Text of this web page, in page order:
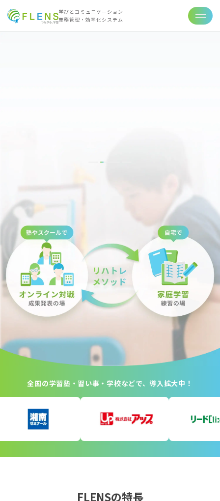
学びとコミュニケーション
業務管理・効率化システム
全国の学習塾・習い事・学校などで、導入拡大中！
FLENSの特長